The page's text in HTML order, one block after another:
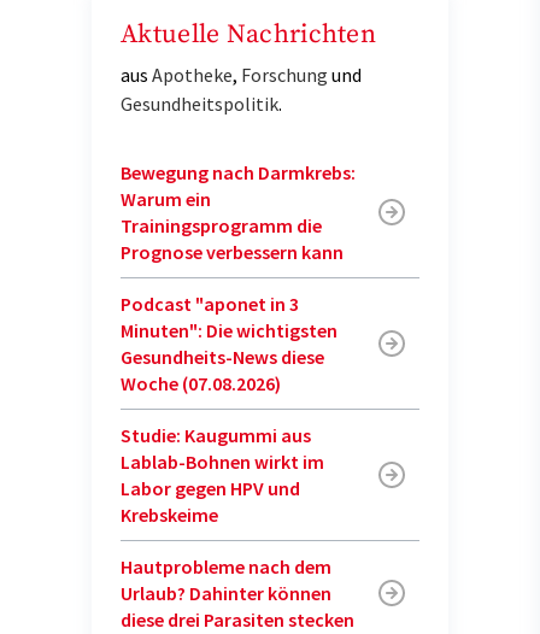
Aktuelle Nachrichten
aus Apotheke, Forschung und
Gesundheitspolitik.
Bewegung nach Darmkrebs:
Warum ein
Trainingsprogramm die
Prognose verbessern kann
Podcast "aponet in 3
Minuten": Die wichtigsten
Gesundheits-News diese
Woche (07.08.2026)
Studie: Kaugummi aus
Lablab-Bohnen wirkt im
Labor gegen HPV und
Krebskeime
Hautprobleme nach dem
Urlaub? Dahinter können
diese drei Parasiten stecken